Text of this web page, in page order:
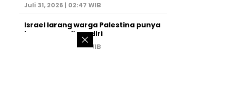
Juli 31, 2026 | 02:47 WIB
Israel larang warga Palestina punya
kamar mandi sendiri
Juli 22, 2026 | 14:50 WIB